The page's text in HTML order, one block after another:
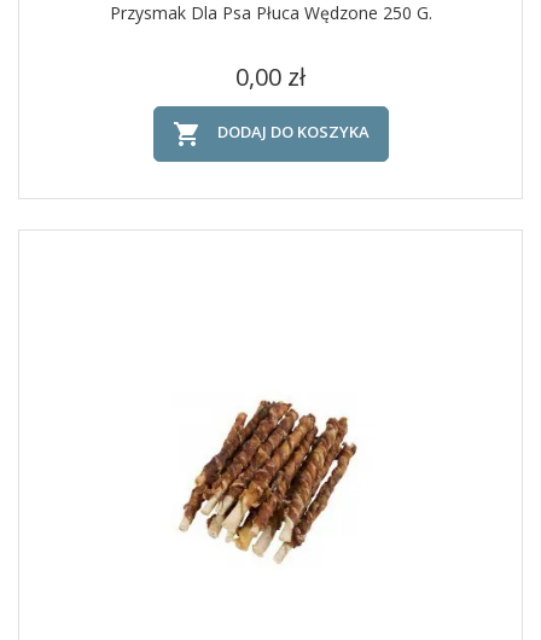
Przysmak Dla Psa Płuca Wędzone 250 G.
Cena
0,00 zł
 DODAJ DO KOSZYKA